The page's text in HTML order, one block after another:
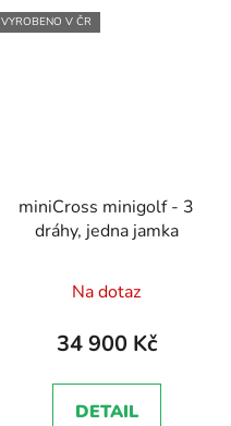
VYROBENO V ČR
miniCross minigolf - 3
dráhy, jedna jamka
Na dotaz
34 900 Kč
DETAIL